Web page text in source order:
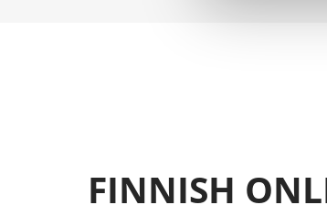
FINNISH